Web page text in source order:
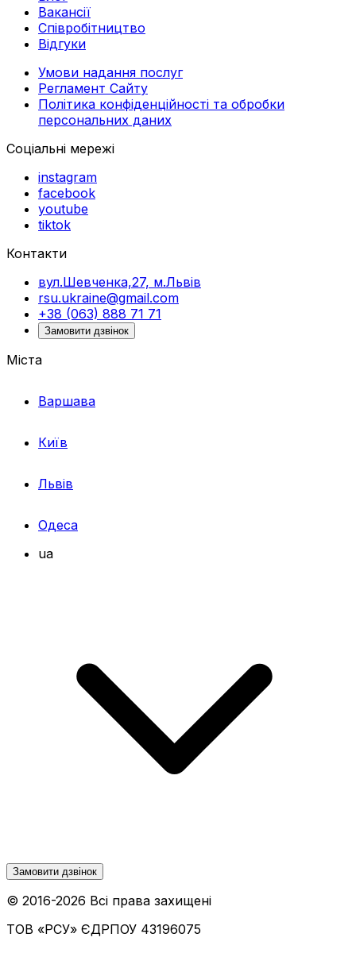
Вакансії
Співробітництво
Відгуки
Умови надання послуг
Регламент Сайту
Політика конфіденційності та обробки
персональних даних
Соціальні мережі
instagram
facebook
youtube
tiktok
Контакти
вул.Шевченка,27, м.Львів
rsu.ukraine@gmail.com
+38 (063) 888 71 71
Замовити дзвінок
Міста
Варшава
Київ
Львів
Одеса
ua
Замовити дзвінок
© 2016-2026 Всі права захищені
ТОВ «РСУ» ЄДРПОУ 43196075